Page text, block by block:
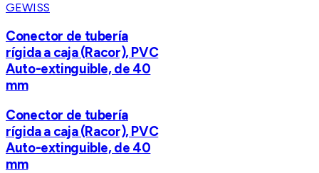
GEWISS
Conector de tubería
rígida a caja (Racor), PVC
Auto-extinguible, de 40
mm
Conector de tubería
rígida a caja (Racor), PVC
Auto-extinguible, de 40
mm